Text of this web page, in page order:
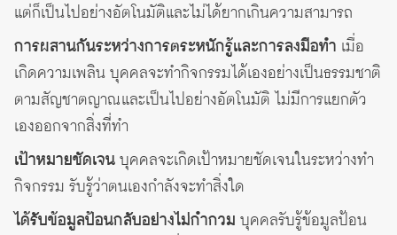
แต่ก็เป็นไปอย่างอัตโนมัติและไม่ได้ยากเกินความสามารถ
การผสานกันระหว่างการตระหนักรู้และการลงมือทำ เมื่อ
เกิดความเพลิน บุคคลจะทำกิจกรรมได้เองอย่างเป็นธรรมชาติ
ตามสัญชาตญาณและเป็นไปอย่างอัตโนมัติ ไม่มีการแยกตัว
เองออกจากสิ่งที่ทำ
เป้าหมายชัดเจนบุคคลจะเกิดเป้าหมายชัดเจนในระหว่างทำ
กิจกรรม รับรู้ว่าตนเองกำลังจะทำสิ่งใด
ได้รับข้อมูลป้อนกลับอย่างไม่กำกวม บุคคลรับรู้ข้อมูลป้อน